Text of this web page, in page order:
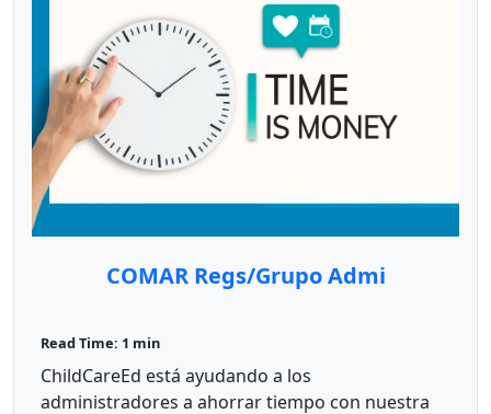
COMAR Regs/Grupo Admi
Read Time: 1 min
ChildCareEd está ayudando a los
administradores a ahorrar tiempo con nuestra